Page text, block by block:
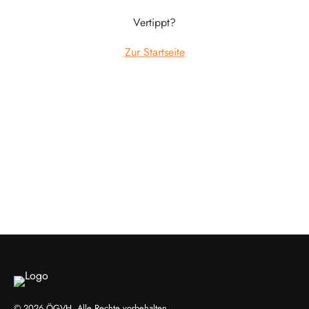
Vertippt?
Zur Startseite